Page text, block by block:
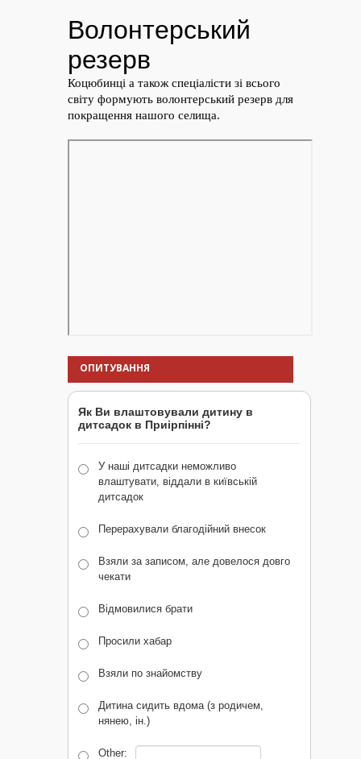
ОПИТУВАННЯ
Як Ви влаштовували дитину в
дитсадок в Приірпінні?
У наші дитсадки неможливо
влаштувати, віддали в київській
дитсадок
Перерахували благодійний внесок
Взяли за записом, але довелося довго
чекати
Відмовилися брати
Просили хабар
Взяли по знайомству
Дитина сидить вдома (з родичем,
нянею, ін.)
Other: